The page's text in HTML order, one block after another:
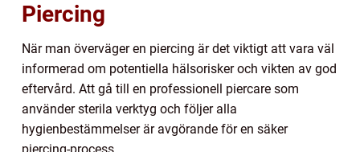
Piercing
När man överväger en piercing är det viktigt att vara väl
informerad om potentiella hälsorisker och vikten av god
eftervård. Att gå till en professionell piercare som
använder sterila verktyg och följer alla
hygienbestämmelser är avgörande för en säker